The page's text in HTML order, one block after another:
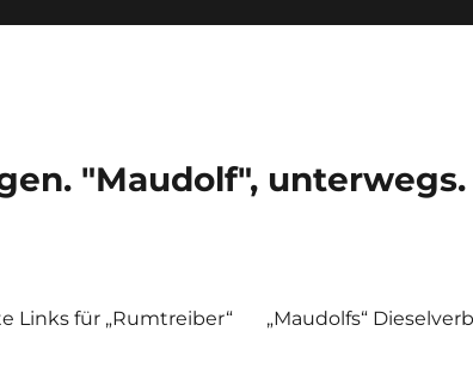
"Maudolf", unterwegs.
Links für „Rumtreiber“ „Maudolfs“